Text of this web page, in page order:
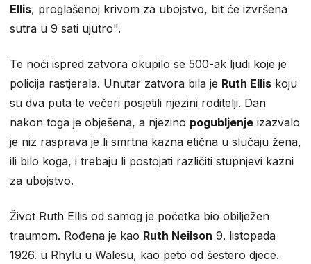
Ellis, proglašenoj krivom za ubojstvo, bit će izvršena
sutra u 9 sati ujutro".
Te noći ispred zatvora okupilo se 500-ak ljudi koje je
policija rastjerala. Unutar zatvora bila je Ruth Ellis koju
su dva puta te večeri posjetili njezini roditelji. Dan
nakon toga je obješena, a njezino pogubljenje izazvalo
je niz rasprava je li smrtna kazna etična u slučaju žena,
ili bilo koga, i trebaju li postojati različiti stupnjevi kazni
za ubojstvo.
Život Ruth Ellis od samog je početka bio obilježen
traumom. Rođena je kao Ruth Neilson 9. listopada
1926. u Rhylu u Walesu, kao peto od šestero djece.